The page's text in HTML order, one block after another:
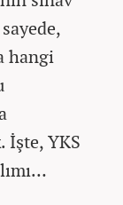
hangi
İşte, YKS